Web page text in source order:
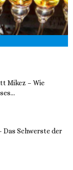
Mikez – Wie
Das Schwerste der